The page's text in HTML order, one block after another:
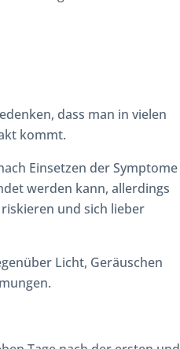
dass man in vielen
kommt.
Einsetzen der Symptome
werden kann, allerdings
und sich lieber
Licht, Geräuschen